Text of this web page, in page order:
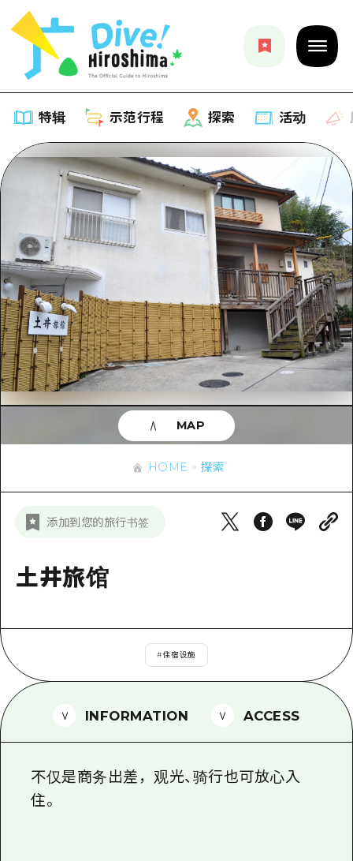
特辑 示范行程 探索 活动
特辑
列表
推荐
活动·庙会
美食·酒水
骑自行车
购物
运动
夜晚生活
标准
治愈
示范行程
Dive!Hiroshima官方向导
广岛随意旅行
广岛市内
安艺
答对了
宫岛周边
短途旅行
一日游
1晚2天
2晚3天
探索
列表
广岛市内
安艺
答對了
美北
东山口
岛根
活动
应时信息
有用的信息
列表
超值的游览门票
广岛免费无线上网
新闻
HOME 探索
添加到您的旅行书签
土井旅馆
#住宿设施
MAP
INFORMATION ACCESS
不仅是商务出差，观光、骑行也可放心入
住。